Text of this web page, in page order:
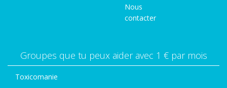
Nous
contacter
Groupes que tu peux aider avec 1 € par mois
Toxicomanie